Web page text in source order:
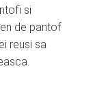
si
de pantof
reusi sa